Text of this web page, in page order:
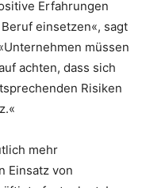
Erfahrungen
einsetzen«, sagt
müssen
achten, dass sich
Risiken
mehr
Einsatz von